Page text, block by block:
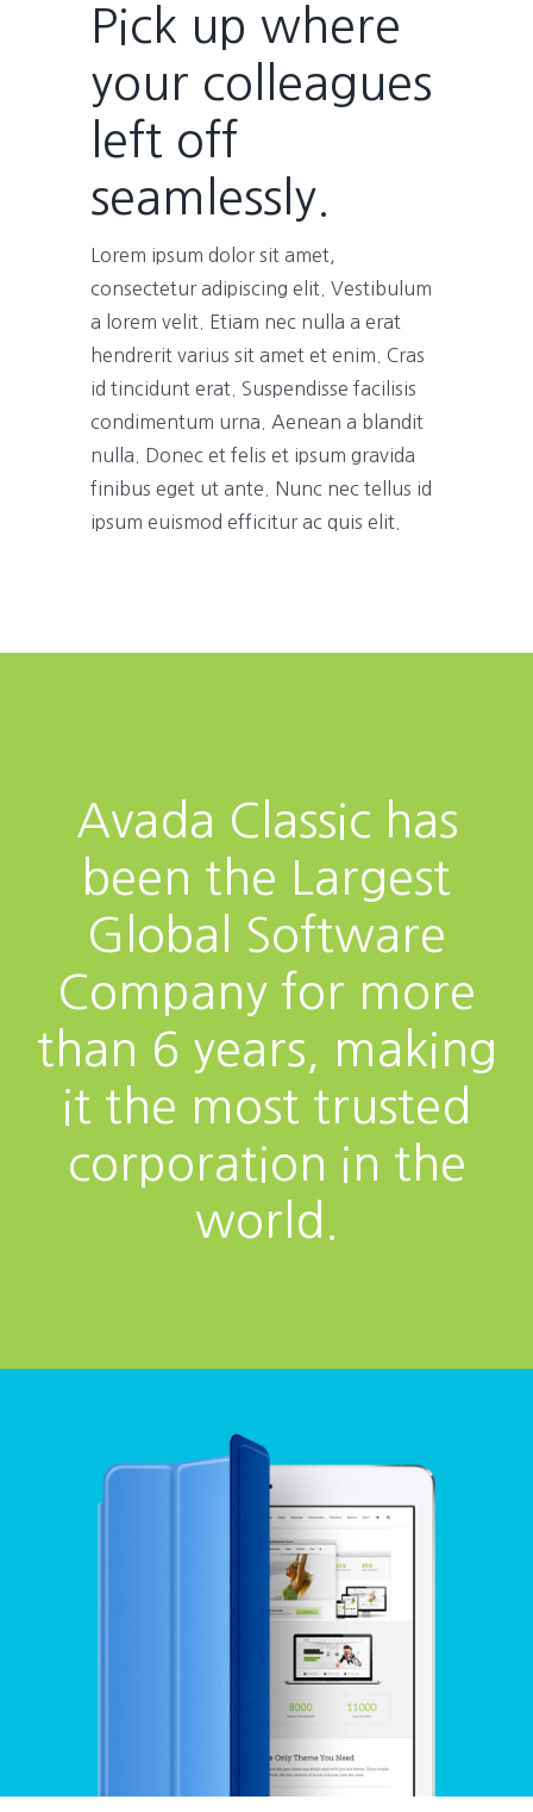
Pick up where
your colleagues
left off
seamlessly.
Lorem ipsum dolor sit amet,
consectetur adipiscing elit. Vestibulum
a lorem velit. Etiam nec nulla a erat
hendrerit varius sit amet et enim. Cras
id tincidunt erat. Suspendisse facilisis
condimentum urna. Aenean a blandit
nulla. Donec et felis et ipsum gravida
finibus eget ut ante. Nunc nec tellus id
ipsum euismod efficitur ac quis elit.
Avada Classic has
been the Largest
Global Software
Company for more
than 6 years, making
it the most trusted
corporation in the
world.